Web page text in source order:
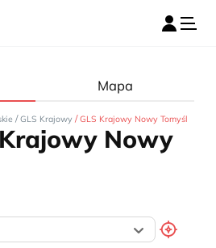
Mapa
/ GLS Krajowy / GLS Krajowy Nowy Tomyśl
Nowy